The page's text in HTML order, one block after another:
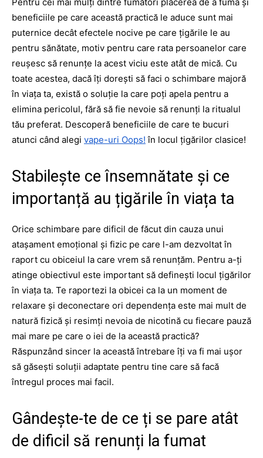
beneficiile pe care această practică le aduce sunt mai
puternice decât efectele nocive pe care țigările le au
pentru sănătate, motiv pentru care rata persoanelor care
reușesc să renunțe la acest viciu este atât de mică. Cu
toate acestea, dacă îți dorești să faci o schimbare majoră
în viața ta, există o soluție la care poți apela pentru a
elimina pericolul, fără să fie nevoie să renunți la ritualul
tău preferat. Descoperă beneficiile de care te bucuri
atunci când alegi vape-uri Oops! în locul țigărilor clasice!
Stabilește ce însemnătate și ce
importanță au țigările în viața ta
Orice schimbare pare dificil de făcut din cauza unui
atașament emoțional și fizic pe care l-am dezvoltat în
raport cu obiceiul la care vrem să renunțăm. Pentru a-ți
atinge obiectivul este important să definești locul țigărilor
în viața ta. Te raportezi la obicei ca la un moment de
relaxare și deconectare ori dependența este mai mult de
natură fizică și resimți nevoia de nicotină cu fiecare pauză
mai mare pe care o iei de la această practică?
Răspunzând sincer la această întrebare îți va fi mai ușor
să găsești soluții adaptate pentru tine care să facă
întregul proces mai facil.
Gândește-te de ce ți se pare atât
de dificil să renunți la fumat